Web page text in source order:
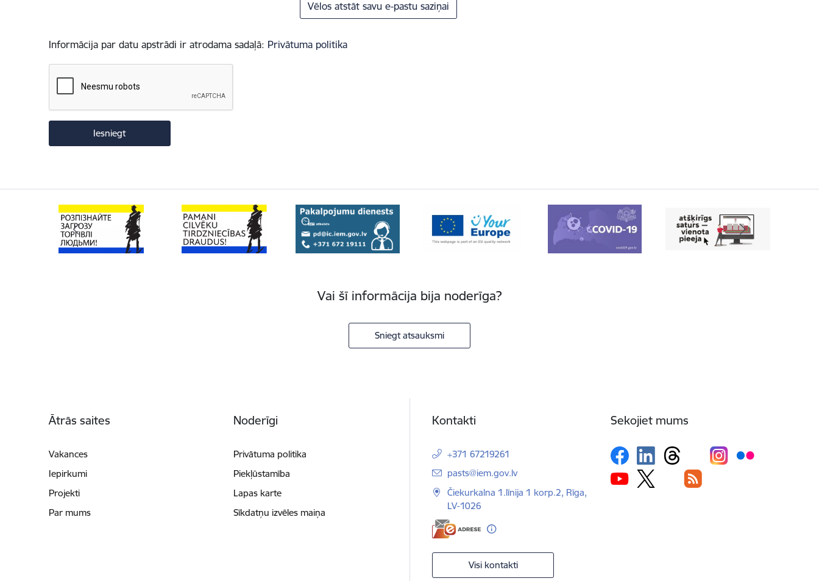
Vēlos atstāt savu e-pastu saziņai
Informācija par datu apstrādi ir atrodama sadaļā: Privātuma politika
Vai šī informācija bija noderīga?
Sniegt atsauksmi
Ātrās saites
Vakances
Iepirkumi
Projekti
Par mums
Noderīgi
Privātuma politika
Piekļūstamība
Lapas karte
Sīkdatņu izvēles maiņa
Kontakti
+371 67219261
E-pasts:
pasts@iem.gov.lv
Čiekurkalna 1.līnija 1 korp.2, Rīga,
LV-1026
Visi kontakti
Sekojiet mums